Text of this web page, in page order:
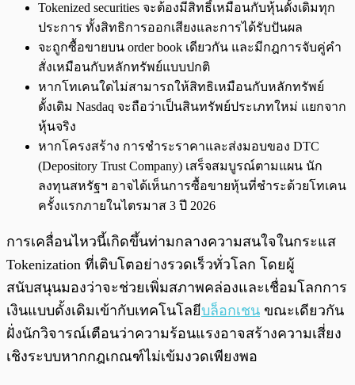
Tokenized securities จะต้องมีสิทธิ์เหมือนกับหุ้นดั้งเดิมทุก
ประการ ทั้งสิทธิการออกเสียงและการได้รับปันผล
จะถูกซื้อขายบน order book เดียวกัน และมีกฎการจับคู่คำ
สั่งเหมือนกับหลักทรัพย์แบบปกติ
หากโทเคนใดไม่สามารถให้สิทธิเหมือนกับหลักทรัพย์
ดั้งเดิม Nasdaq จะถือว่าเป็นสินทรัพย์ประเภทใหม่ แยกจาก
หุ้นจริง
หากโครงสร้าง การชำระราคาและส่งมอบของ DTC
(Depository Trust Company) เสร็จสมบูรณ์ตามแผน นัก
ลงทุนสหรัฐฯ อาจได้เห็นการซื้อขายหุ้นที่ชำระด้วยโทเคน
ครั้งแรกภายในไตรมาส 3 ปี 2026
การเคลื่อนไหวนี้เกิดขึ้นท่ามกลางความสนใจในกระแส
Tokenization ที่เติบโตอย่างรวดเร็วทั่วโลก โดยผู้
สนับสนุนมองว่าจะช่วยเพิ่มสภาพคล่องและเชื่อมโลกการ
เงินแบบดั้งเดิมเข้ากับเทคโนโลยีบล็อกเชน ขณะเดียวกัน
ฝั่งนักวิจารณ์เตือนว่าความร้อนแรงอาจสร้างความเสี่ยง
เชิงระบบหากกฎเกณฑ์ไม่เข้มงวดเพียงพอ